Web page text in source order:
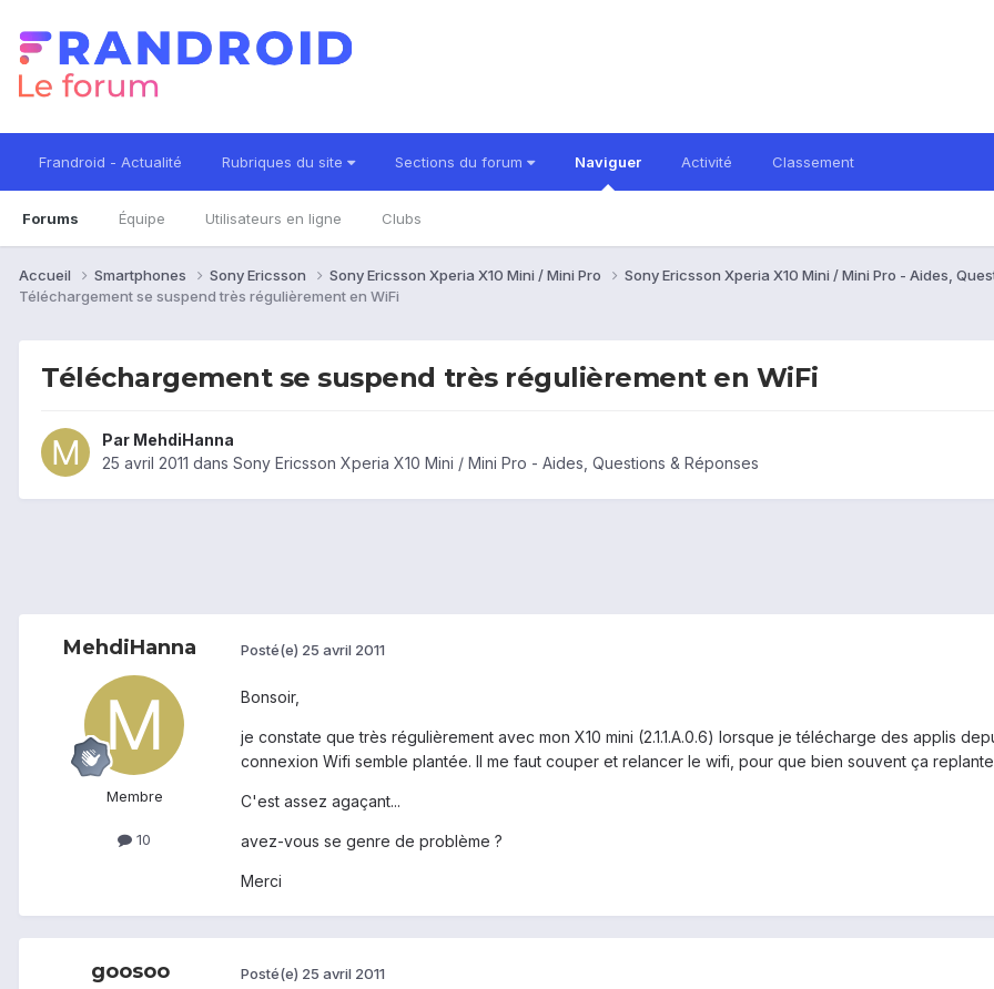
Frandroid - Actualité Rubriques du site Sections du forum Naviguer
Forums Équipe Utilisateurs en ligne Clubs
Activité Classement
Accueil Smartphones Sony Ericsson Sony Ericsson Xperia X10 Mini / Mini Pro
Sony Ericsson Xperia X10 Mini / Mini Pro - Aides,
Téléchargement se suspend très régulièrement en WiFi
Téléchargement se suspend très régulièrement en WiFi
Par MehdiHanna
25 avril 2011 dans Sony Ericsson Xperia X10 Mini / Mini Pro - Aides, Questions & Réponses
MehdiHanna
Membre
10
Posté(e) 25 avril 2011
Bonsoir,
je constate que très régulièrement avec mon X10 mini (2.1.1.A.0.6) lorsque je télécharge des applis
connexion Wifi semble plantée. Il me faut couper et relancer le wifi, pour que bien souvent ça
C'est assez agaçant...
avez-vous se genre de problème ?
Merci
goosoo Posté(e) 25 avril 2011